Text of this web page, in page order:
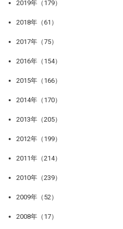
2019年（179）
2018年（61）
2017年（75）
2016年（154）
2015年（166）
2014年（170）
2013年（205）
2012年（199）
2011年（214）
2010年（239）
2009年（52）
2008年（17）